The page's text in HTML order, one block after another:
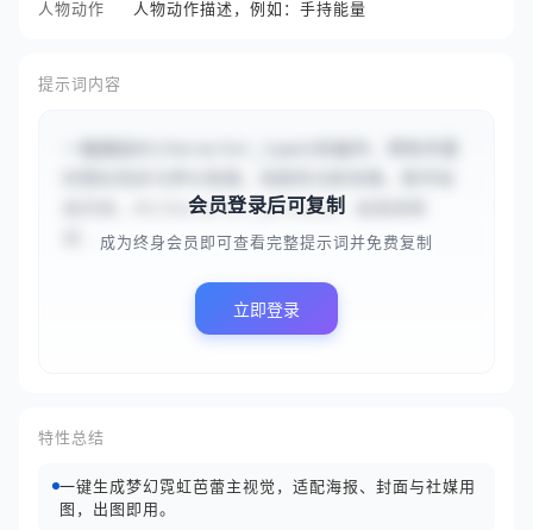
人物动作
人物动作描述，例如：手持能量
提示词内容
画风格，#{character_action}，画面超精
细...
会员登录后可复制
成为终身会员即可查看完整提示词并免费复制
立即登录
特性总结
一键生成梦幻霓虹芭蕾主视觉，适配海报、封面与社媒用
图，出图即用。